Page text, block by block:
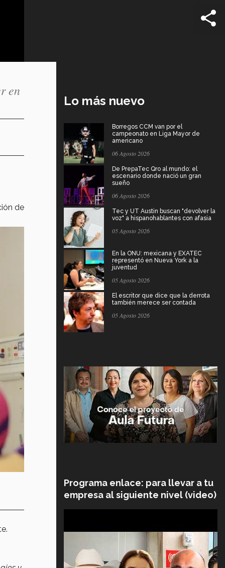
en
de
Lo más nuevo
Borregos CCM van por el
campeonato en Liga Mayor de
americano
06 Agosto 2026
De PrepaTec Qro al mundo: el
escenario donde nació un gran
sueño
06 Agosto 2026
Tec y UT Austin buscan "devolver la
voz" a hispanohablantes con afasia
05 Agosto 2026
En la ONU: mexicana y EXATEC
representó en Nueva York a la
juventud
05 Agosto 2026
El escritor que dice que la derrota
también merece ser contada
05 Agosto 2026
Programa enlace: para llevar a tu
empresa al siguiente nivel (video)